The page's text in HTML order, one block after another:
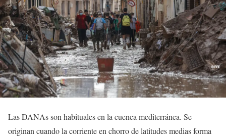
Las DANAs son habituales en la cuenca mediterránea. Se
originan cuando la corriente en chorro de latitudes medias forma